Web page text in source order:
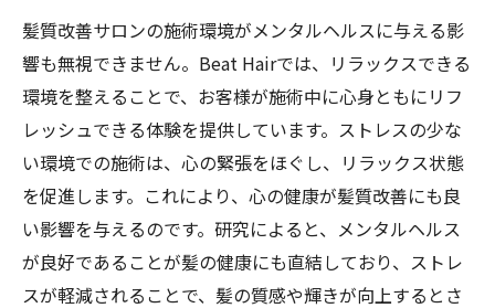
髪質改善サロンの施術環境がメンタルヘルスに与える影
響も無視できません。Beat Hairでは、リラックスできる
環境を整えることで、お客様が施術中に心身ともにリフ
レッシュできる体験を提供しています。ストレスの少な
い環境での施術は、心の緊張をほぐし、リラックス状態
を促進します。これにより、心の健康が髪質改善にも良
い影響を与えるのです。研究によると、メンタルヘルス
が良好であることが髪の健康にも直結しており、ストレ
スが軽減されることで、髪の質感や輝きが向上するとさ